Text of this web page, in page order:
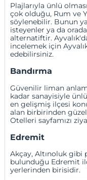
Plajlarıyla ünlü
çok olduğu, Rum ve
söylenebilir. Bunun
isteyenler ya da
alternatiftir.
incelemek için
edebilirsiniz.
Bandırma
Güvenilir liman
kadar sanayisiyle
en gelişmiş ilçesi
alan birbirinden
Otelleri sayfamızı
Edremit
Akçay, Altınoluk gibi
bulunduğu Edremit
yerlerinden birisidir.